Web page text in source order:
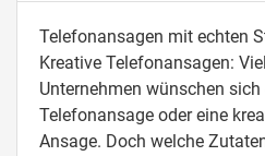
Telefonansagen mit echten
Kreative Telefonansagen:
Unternehmen wünschen
Telefonansage oder eine
Ansage. Doch welche